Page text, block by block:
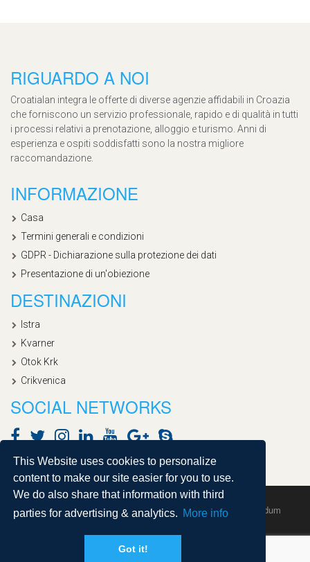
This Website uses cookies to personalize
content to make our site easier for you to use.
We do also share that information with third
parties for advertising & analytics. More info
Got it!
RIGUARDO A NOI
Croatialan integra le offerte di diverse agenzie affidabili in Croazia
che forniscono un servizio professionale, rapido e di qualità in tutti
i processi relativi a prenotazione, alloggio e turismo. Anni di
esperienza e ospiti soddisfatti sono la nostra migliore
raccomandazione.
INFORMAZIONE
Casa
Termini generali e condizioni
GDPR - Dichiarazione sulla protezione dei dati
Presentazione di un'obiezione
DESTINAZIONI
Istra
Kvarner
Otok Krk
Crikvenica
SOCIAL NETWORKS
Copyright © 2020, Croatialan |Sitemap| Powered by Agendum